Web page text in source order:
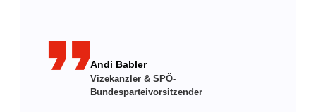
format_quoteAndi Babler
Vizekanzler & SPÖ-
Bundesparteivorsitzender